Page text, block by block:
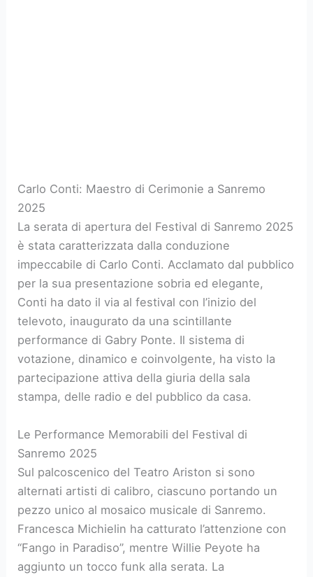
Carlo Conti: Maestro di Cerimonie a Sanremo
2025
La serata di apertura del Festival di Sanremo 2025
è stata caratterizzata dalla conduzione
impeccabile di Carlo Conti. Acclamato dal pubblico
per la sua presentazione sobria ed elegante,
Conti ha dato il via al festival con l’inizio del
televoto, inaugurato da una scintillante
performance di Gabry Ponte. Il sistema di
votazione, dinamico e coinvolgente, ha visto la
partecipazione attiva della giuria della sala
stampa, delle radio e del pubblico da casa.
Le Performance Memorabili del Festival di
Sanremo 2025
Sul palcoscenico del Teatro Ariston si sono
alternati artisti di calibro, ciascuno portando un
pezzo unico al mosaico musicale di Sanremo.
Francesca Michielin ha catturato l’attenzione con
“Fango in Paradiso”, mentre Willie Peyote ha
aggiunto un tocco funk alla serata. La